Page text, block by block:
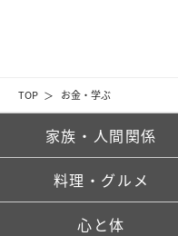
TOP お金・学ぶ
家族・人間関係
料理・グルメ
心と体